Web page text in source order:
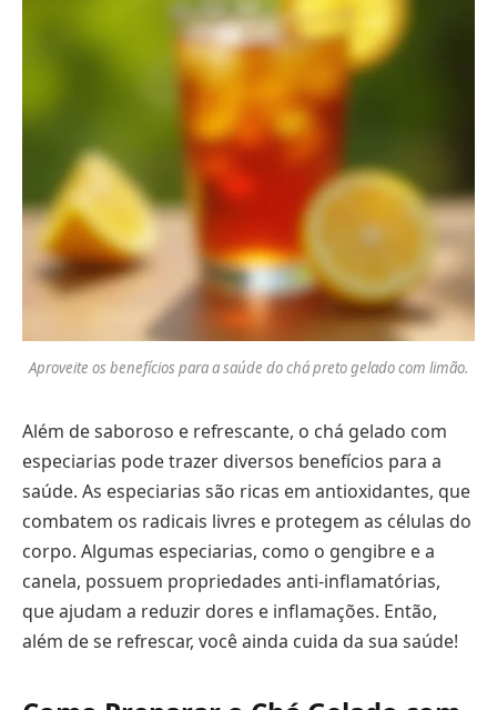
Aproveite os benefícios para a saúde do chá preto gelado com limão.
Além de saboroso e refrescante, o chá gelado com
especiarias pode trazer diversos benefícios para a
saúde. As especiarias são ricas em antioxidantes, que
combatem os radicais livres e protegem as células do
corpo. Algumas especiarias, como o gengibre e a
canela, possuem propriedades anti-inflamatórias,
que ajudam a reduzir dores e inflamações. Então,
além de se refrescar, você ainda cuida da sua saúde!